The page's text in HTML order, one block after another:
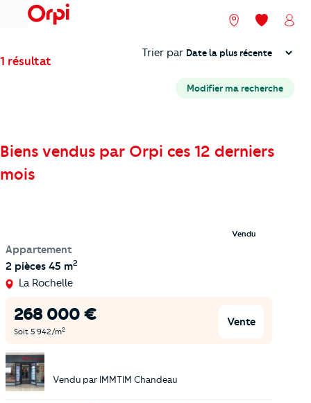
menu Nos agences
Mes
1 résultat
Trier
Trier par
Modifier ma recherche
Biens vendus par Orpi ces 12 derniers
mois
Appartement
2 pièces 45 m2
Vendu
La Rochelle
268 000 €
Soit 5 942/m2
Vente
Vendu par IMMTIM Chandeau